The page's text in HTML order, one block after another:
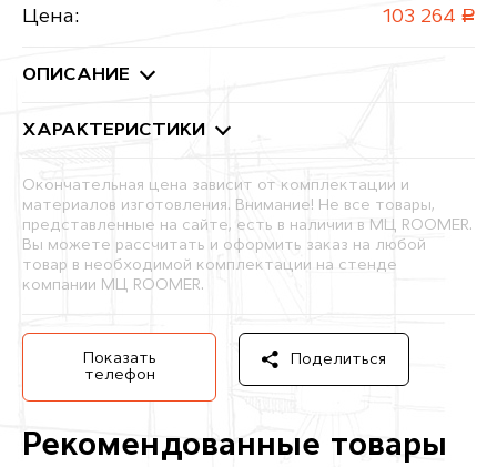
Цена: 103 264 руб.
ОПИСАНИЕ
ХАРАКТЕРИСТИКИ
Окончательная цена зависит от комплектации и
материалов изготовления. Внимание! Не все товары,
представленные на сайте, есть в наличии в МЦ ROOMER.
Вы можете рассчитать и оформить заказ на любой
товар в необходимой комплектации на стенде
компании МЦ ROOMER.
Показать
телефон
Поделиться
Рекомендованные товары